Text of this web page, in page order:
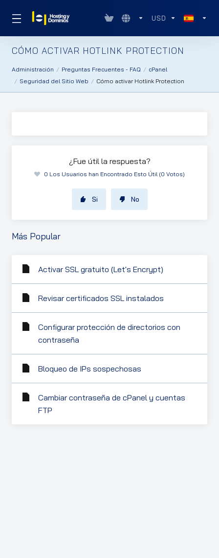
USD
CÓMO ACTIVAR HOTLINK PROTECTION
Administración Preguntas Frecuentes - FAQ
cPanel
Seguridad del Sitio Web
Cómo activar Hotlink Protection
¿Fue útil la respuesta?
0 Los Usuarios han Encontrado Esto Útil (0 Votos)
Si No
Más Popular
Activar SSL gratuito (Let's Encrypt)
Revisar certificados SSL instalados
Configurar protección de directorios con
contraseña
Bloqueo de IPs sospechosas
Cambiar contraseña de cPanel y cuentas
FTP